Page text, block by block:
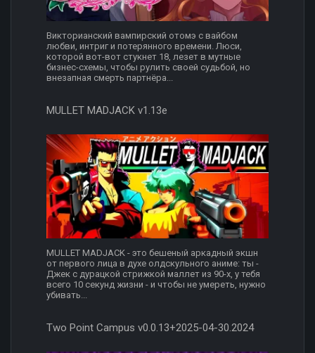
Викторианский вампирский отомэ с вайбом
любви, интриг и потерянного времени. Люси,
которой вот-вот стукнет 18, лезет в мутные
бизнес-схемы, чтобы рулить своей судьбой, но
внезапная смерть партнёра...
MULLET MADJACK v1.13e
MULLET MADJACK - это бешеный аркадный экшн
от первого лица в духе олдскульного аниме: ты -
Джек с дурацкой стрижкой маллет из 90-х, у тебя
всего 10 секунд жизни - и чтобы не умереть, нужно
убивать...
Two Point Campus v0.0.13+2025-04-30.2024